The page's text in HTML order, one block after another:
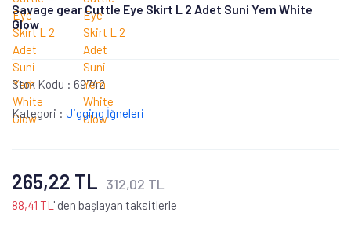
Savage gear Cuttle Eye Skirt L 2 Adet Suni Yem White
Glow
Stok Kodu : 69742
Kategori : Jigging İğneleri
265,22 TL 312,02 TL
88,41 TL ' den başlayan taksitlerle